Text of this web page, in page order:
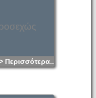
Περισσότερα...